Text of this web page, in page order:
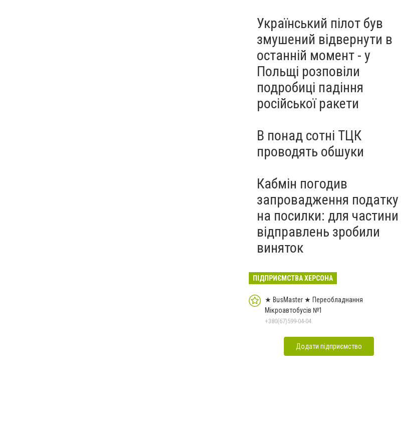
Український пілот був
змушений відвернути в
останній момент - у
Польщі розповіли
подробиці падіння
російської ракети
В понад сотні ТЦК
проводять обшуки
Кабмін погодив
запровадження податку
на посилки: для частини
відправлень зробили
виняток
ПІДПРИЄМСТВА ХЕРСОНА
★ BusMaster ★ Переобладнання
Мікроавтобусів №1
+380(67)599-04-04
Додати підприємство